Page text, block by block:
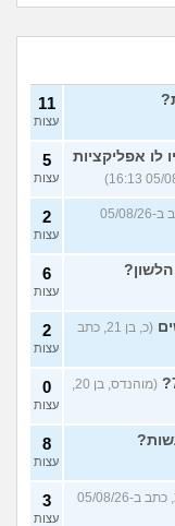
9
עצות
1
עצות
3
עצות
2
עצות
9
עצות
3
עצות
עצות
11
עצות
לו אפליקציות
5
עצות
(בן אדם, בן 18, כתב ב-05/08/26
2
עצות
6
עצות
(כ, בן 21, כתב
2
עצות
0
עצות
8
עצות
(אנונימי, בן 25, כתב ב-05/08/26
3
עצות